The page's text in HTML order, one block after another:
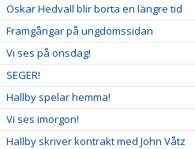
Oskar Hedvall blir borta en längre tid
Framgångar på ungdomssidan
Vi ses på onsdag!
SEGER!
Hallby spelar hemma!
Vi ses imorgon!
Hallby skriver kontrakt med John Våtz